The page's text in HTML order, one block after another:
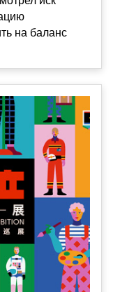
на баланс